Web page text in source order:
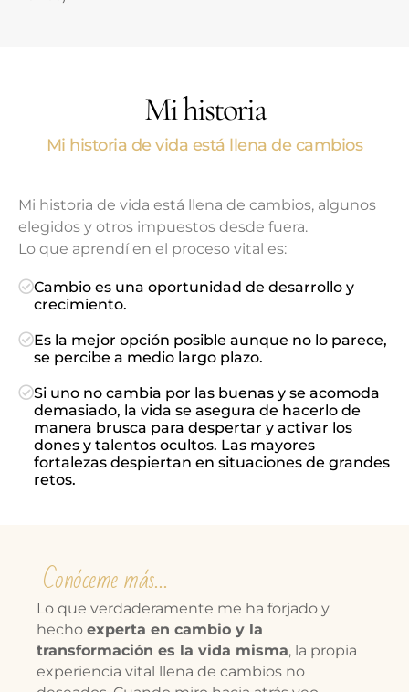
Mi historia
Mi historia de vida está llena de cambios
Mi historia de vida está llena de cambios, algunos
elegidos y otros impuestos desde fuera.
Lo que aprendí en el proceso vital es:
Cambio es una oportunidad de desarrollo y
crecimiento.
Es la mejor opción posible aunque no lo parece,
se percibe a medio largo plazo.
Si uno no cambia por las buenas y se acomoda
demasiado, la vida se asegura de hacerlo de
manera brusca para despertar y activar los
dones y talentos ocultos. Las mayores
fortalezas despiertan en situaciones de grandes
retos.
Conóceme más…
Lo que verdaderamente me ha forjado y
hecho experta en cambio y la
transformación es la vida misma, la propia
experiencia vital llena de cambios no